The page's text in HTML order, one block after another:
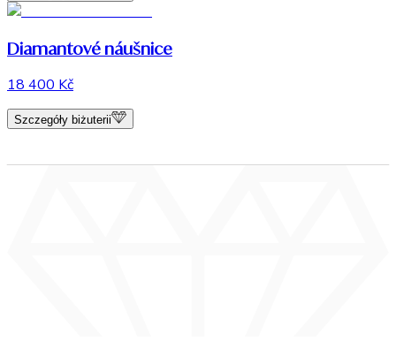
Diamantové náušnice
18 400 Kč
Szczegóły biżuterii